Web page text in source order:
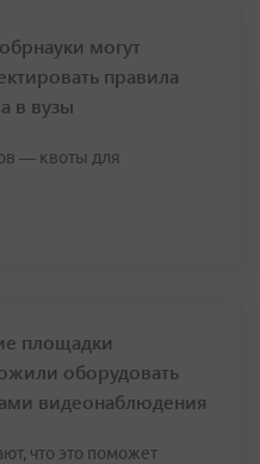
могут
правила
в вузы
— квоты для
площадки
оборудовать
видеонаблюдения
что это поможет